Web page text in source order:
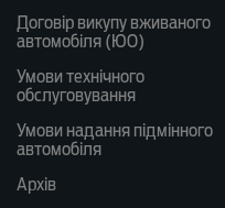
Договір викупу вживаного
автомобіля (ЮО)
Умови технічного
обслуговування
Умови надання підмінного
автомобіля
Архів